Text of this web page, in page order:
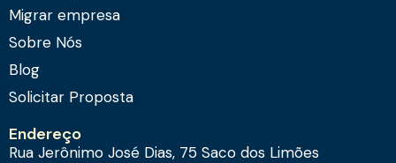
Migrar empresa
Sobre Nós
Blog
Solicitar Proposta
Endereço
Rua Jerônimo José Dias, 75 Saco dos Limões